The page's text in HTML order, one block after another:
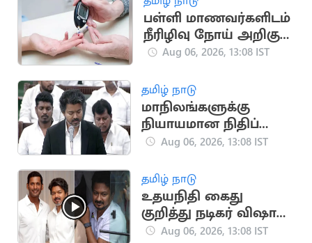
பள்ளி மாணவர்களிடம்
நீரிழிவு நோய் அறிகுறி
அதிகரிப்பு: அதிர்ச்சி
Aug 06, 2026, 13:08 IST
தமிழ் நாடு
மாநிலங்களுக்கு
நியாயமான நிதிப்
பகிர்வு.. நாளை
தனித் தீர்மானம்
Aug 06, 2026, 13:08 IST
தமிழ் நாடு
உதயநிதி கைது
குறித்து நடிகர் விஷால்
கருத்து
Aug 06, 2026, 13:08 IST